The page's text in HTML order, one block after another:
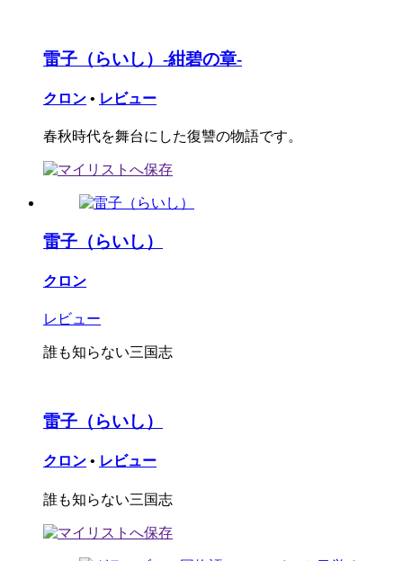
雷子（らいし）-紺碧の章-
クロン • レビュー
春秋時代を舞台にした復讐の物語です。
雷子（らいし）
クロン
レビュー
誰も知らない三国志
雷子（らいし）
クロン • レビュー
誰も知らない三国志